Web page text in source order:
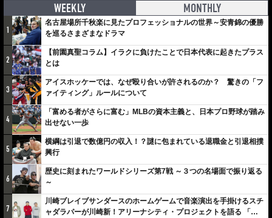
WEEKLY MONTHLY
1
名古屋場所千秋楽に見たプロフェッショナルの世界～安青錦の優勝
を巡るさまざまなドラマ
2
【前園真聖コラム】イラクに負けたことで日本代表に起きたプラス
とは
3
アイスホッケーでは、なぜ殴り合いが許されるのか？ 驚きの「フ
ァイティング」ルールについて
4
「富める者がさらに富む」MLBの資本主義と、日本プロ野球が踏み
出せない一歩
5
横綱は引退で数億円の収入！？謎に包まれている退職金と引退相撲
興行
6
歴史に刻まれたワールドシリーズ第7戦 ～３つの名場面で振り返る
～
7
川崎ブレイブサンダースのホームゲームで音楽演出を手掛けるスチ
ャダラパーが川崎新！アリーナシティ・プロジェクトを語る 「楽